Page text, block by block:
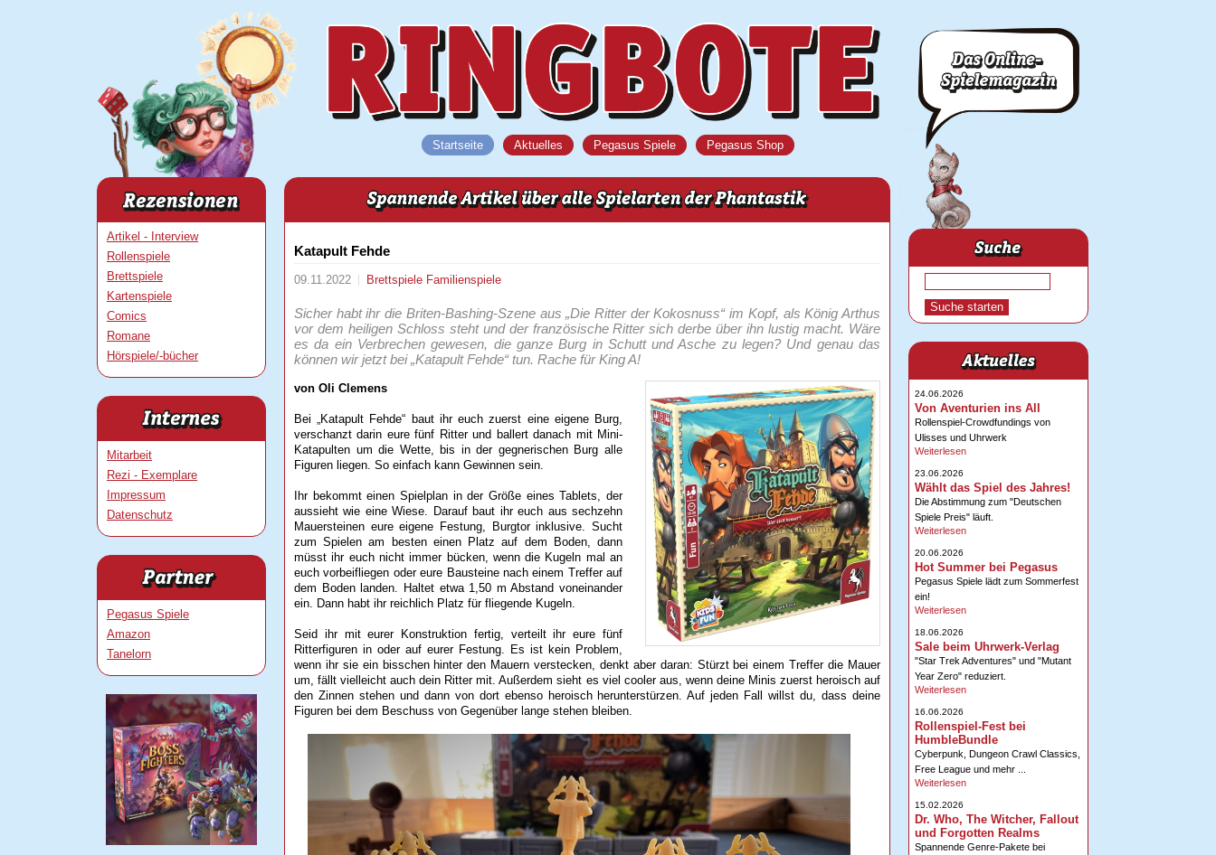
Startseite Aktuelles Pegasus Spiele Pegasus Shop
Artikel - Interview
Rollenspiele
Brettspiele
Kartenspiele
Comics
Romane
Hörspiele/-bücher
Mitarbeit
Rezi - Exemplare
Impressum
Datenschutz
Pegasus Spiele
Amazon
Tanelorn
Katapult Fehde
09.11.2022 Brettspiele Familienspiele
Sicher habt ihr die Briten-Bashing-Szene aus „Die Ritter der Kokosnuss“ im Kopf, als König Arthus
vor dem heiligen Schloss steht und der französische Ritter sich derbe über ihn lustig macht. Wäre
es da ein Verbrechen gewesen, die ganze Burg in Schutt und Asche zu legen? Und genau das
können wir jetzt bei „Katapult Fehde“ tun. Rache für King A!
von Oli Clemens
Bei „Katapult Fehde“ baut ihr euch zuerst eine eigene Burg,
verschanzt darin eure fünf Ritter und ballert danach mit Mini-
Katapulten um die Wette, bis in der gegnerischen Burg alle
Figuren liegen. So einfach kann Gewinnen sein.
Ihr bekommt einen Spielplan in der Größe eines Tablets, der
aussieht wie eine Wiese. Darauf baut ihr euch aus sechzehn
Mauersteinen eure eigene Festung, Burgtor inklusive. Sucht
zum Spielen am besten einen Platz auf dem Boden, dann
müsst ihr euch nicht immer bücken, wenn die Kugeln mal an
euch vorbeifliegen oder eure Bausteine nach einem Treffer auf
dem Boden landen. Haltet etwa 1,50 m Abstand voneinander
ein. Dann habt ihr reichlich Platz für fliegende Kugeln.
Seid ihr mit eurer Konstruktion fertig, verteilt ihr eure fünf
Ritterfiguren in oder auf eurer Festung. Es ist kein Problem,
wenn ihr sie ein bisschen hinter den Mauern verstecken, denkt aber daran: Stürzt bei einem Treffer die Mauer
um, fällt vielleicht auch dein Ritter mit. Außerdem sieht es viel cooler aus, wenn deine Minis zuerst heroisch auf
den Zinnen stehen und dann von dort ebenso heroisch herunterstürzen. Auf jeden Fall willst du, dass deine
Figuren bei dem Beschuss von Gegenüber lange stehen bleiben.
24.06.2026
Von Aventurien ins All
Rollenspiel-Crowdfundings von
Ulisses und Uhrwerk
Weiterlesen
23.06.2026
Wählt das Spiel des Jahres!
Die Abstimmung zum "Deutschen
Spiele Preis" läuft.
Weiterlesen
20.06.2026
Hot Summer bei Pegasus
Pegasus Spiele lädt zum Sommerfest
ein!
Weiterlesen
18.06.2026
Sale beim Uhrwerk-Verlag
"Star Trek Adventures" und "Mutant
Year Zero" reduziert.
Weiterlesen
16.06.2026
Rollenspiel-Fest bei
HumbleBundle
Cyberpunk, Dungeon Crawl Classics,
Free League und mehr ...
Weiterlesen
15.02.2026
Dr. Who, The Witcher, Fallout
und Forgotten Realms
Spannende Genre-Pakete bei